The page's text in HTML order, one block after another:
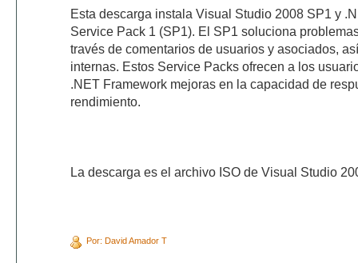
Esta descarga instala Visual Studio 2008 SP1 y
Service Pack 1 (SP1). El SP1 soluciona
través de comentarios de usuarios y asociados,
internas. Estos Service Packs ofrecen a los
.NET Framework mejoras en la capacidad de
rendimiento.
La descarga es el archivo ISO de Visual Studio
Por: David Amador T